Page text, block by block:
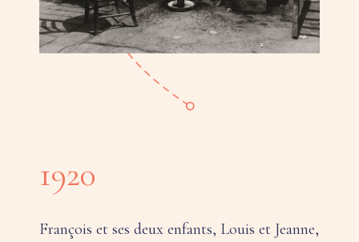
1920
François et ses deux enfants, Louis et Jeanne,